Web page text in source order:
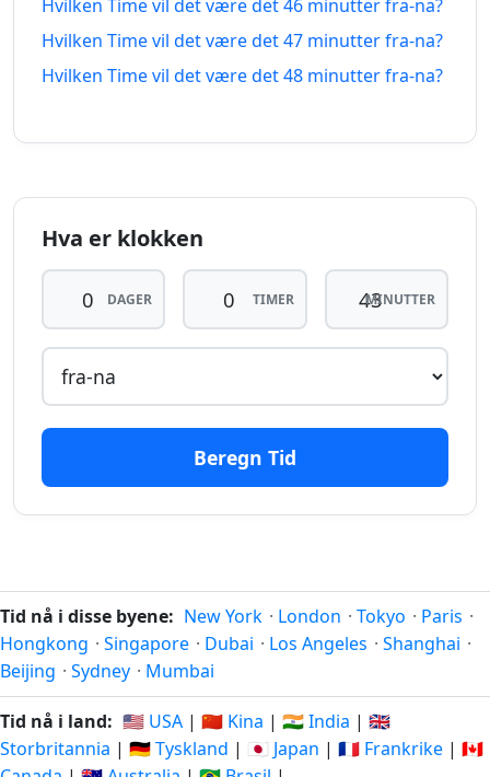
minutter
siden
06.08.2026
minutter
fra-na
06.08.2026
37
37
siden
minutter
siden
06.08.2026
minutter
fra-na
06.08.2026
40
minutter
siden
06.08.2026
minutter
fra-na
06.08.2026
41
minutter
06.08.2026
41
minutter
06.08.2026
minutter
siden
06.08.2026
minutter
fra-na
06.08.2026
43
minutter
siden
06.08.2026
minutter
fra-na
06.08.2026
Hvilken Time vil det være det 46 minutter fra-na?
Hvilken Time vil det være det 47 minutter fra-na?
Hvilken Time vil det være det 48 minutter fra-na?
Hva er klokken
DAGER TIMER MINUTTER
Beregn Tid
Tid nå i disse byene: New York · London · Tokyo · Paris ·
Hongkong · Singapore · Dubai · Los Angeles · Shanghai ·
Beijing · Sydney · Mumbai
Tid nå i land: 🇺🇸 USA | 🇨🇳 Kina | 🇮🇳 India | 🇬🇧
Storbritannia | 🇩🇪 Tyskland | 🇯🇵 Japan | 🇫🇷 Frankrike | 🇨🇦